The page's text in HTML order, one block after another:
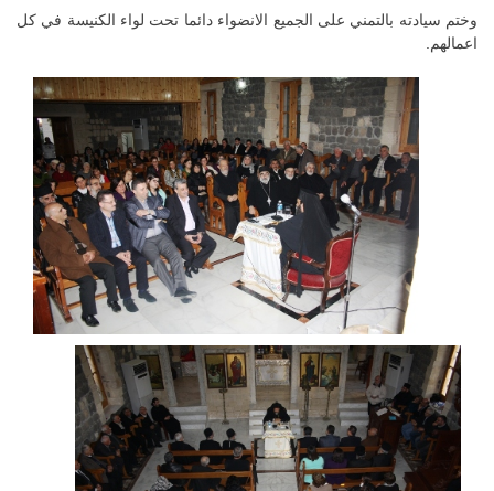
وختم سيادته بالتمني على الجميع الانضواء دائما تحت لواء الكنيسة في كل
اعمالهم.